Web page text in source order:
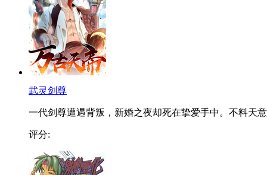
武灵剑尊
一代剑尊遭遇背叛，新婚之夜却死在挚爱手中。不料天
评分: